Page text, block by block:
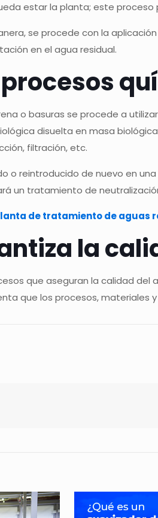
estar la planta; este proceso
se procede con la
en el agua residual.
o basuras se procede a
disuelta en masa
filtración, etc.
o reintroducido de nuevo en
un tratamiento de
de tratamiento de aguas
la
que aseguran la calidad
que los procesos,